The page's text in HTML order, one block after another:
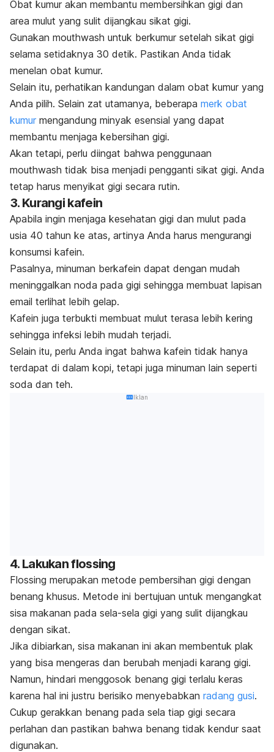
Obat kumur akan membantu membersihkan gigi dan
area mulut yang sulit dijangkau sikat gigi.
Gunakan mouthwash untuk berkumur setelah sikat gigi
selama setidaknya 30 detik. Pastikan Anda tidak
menelan obat kumur.
Selain itu, perhatikan kandungan dalam obat kumur yang
Anda pilih. Selain zat utamanya, beberapa merk obat
kumur mengandung minyak esensial yang dapat
membantu menjaga kebersihan gigi.
Akan tetapi, perlu diingat bahwa penggunaan
mouthwash tidak bisa menjadi pengganti sikat gigi. Anda
tetap harus menyikat gigi secara rutin.
3. Kurangi kafein
Apabila ingin menjaga kesehatan gigi dan mulut pada
usia 40 tahun ke atas, artinya Anda harus mengurangi
konsumsi kafein.
Pasalnya, minuman berkafein dapat dengan mudah
meninggalkan noda pada gigi sehingga membuat lapisan
email terlihat lebih gelap.
Kafein juga terbukti membuat mulut terasa lebih kering
sehingga infeksi lebih mudah terjadi.
Selain itu, perlu Anda ingat bahwa kafein tidak hanya
terdapat di dalam kopi, tetapi juga minuman lain seperti
soda dan teh.
Iklan
4. Lakukanflossing
Flossing merupakan metode pembersihan gigi dengan
benang khusus. Metode ini bertujuan untuk mengangkat
sisa makanan pada sela-sela gigi yang sulit dijangkau
dengan sikat.
Jika dibiarkan, sisa makanan ini akan membentuk plak
yang bisa mengeras dan berubah menjadi karang gigi.
Namun, hindari menggosok benang gigi terlalu keras
karena hal ini justru berisiko menyebabkan radang gusi.
Cukup gerakkan benang pada sela tiap gigi secara
perlahan dan pastikan bahwa benang tidak kendur saat
digunakan.